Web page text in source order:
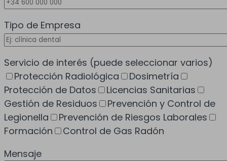
Tipo de Empresa
Servicio de interés (puede seleccionar varios)
Protección Radiológica
Dosimetría
Protección de Datos
Licencias Sanitarias
Gestión de Residuos
Prevención y Control de
Legionella
Prevención de Riesgos Laborales
Formación
Control de Gas Radón
Mensaje